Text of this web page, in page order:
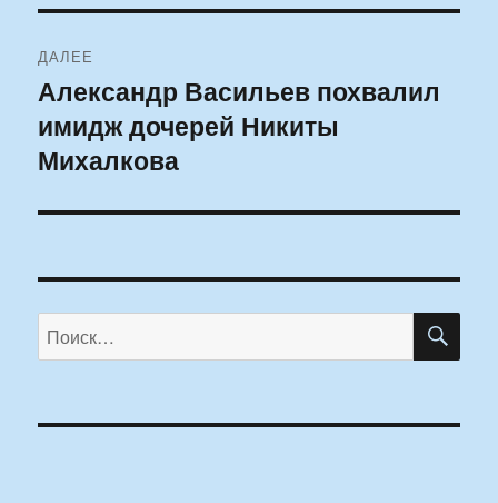
ДАЛЕЕ
Следующая
запись:
Александр Васильев похвалил
имидж дочерей Никиты
Михалкова
Искать: